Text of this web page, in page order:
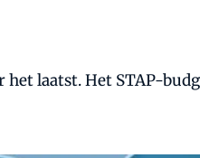
laatst. Het STAP-